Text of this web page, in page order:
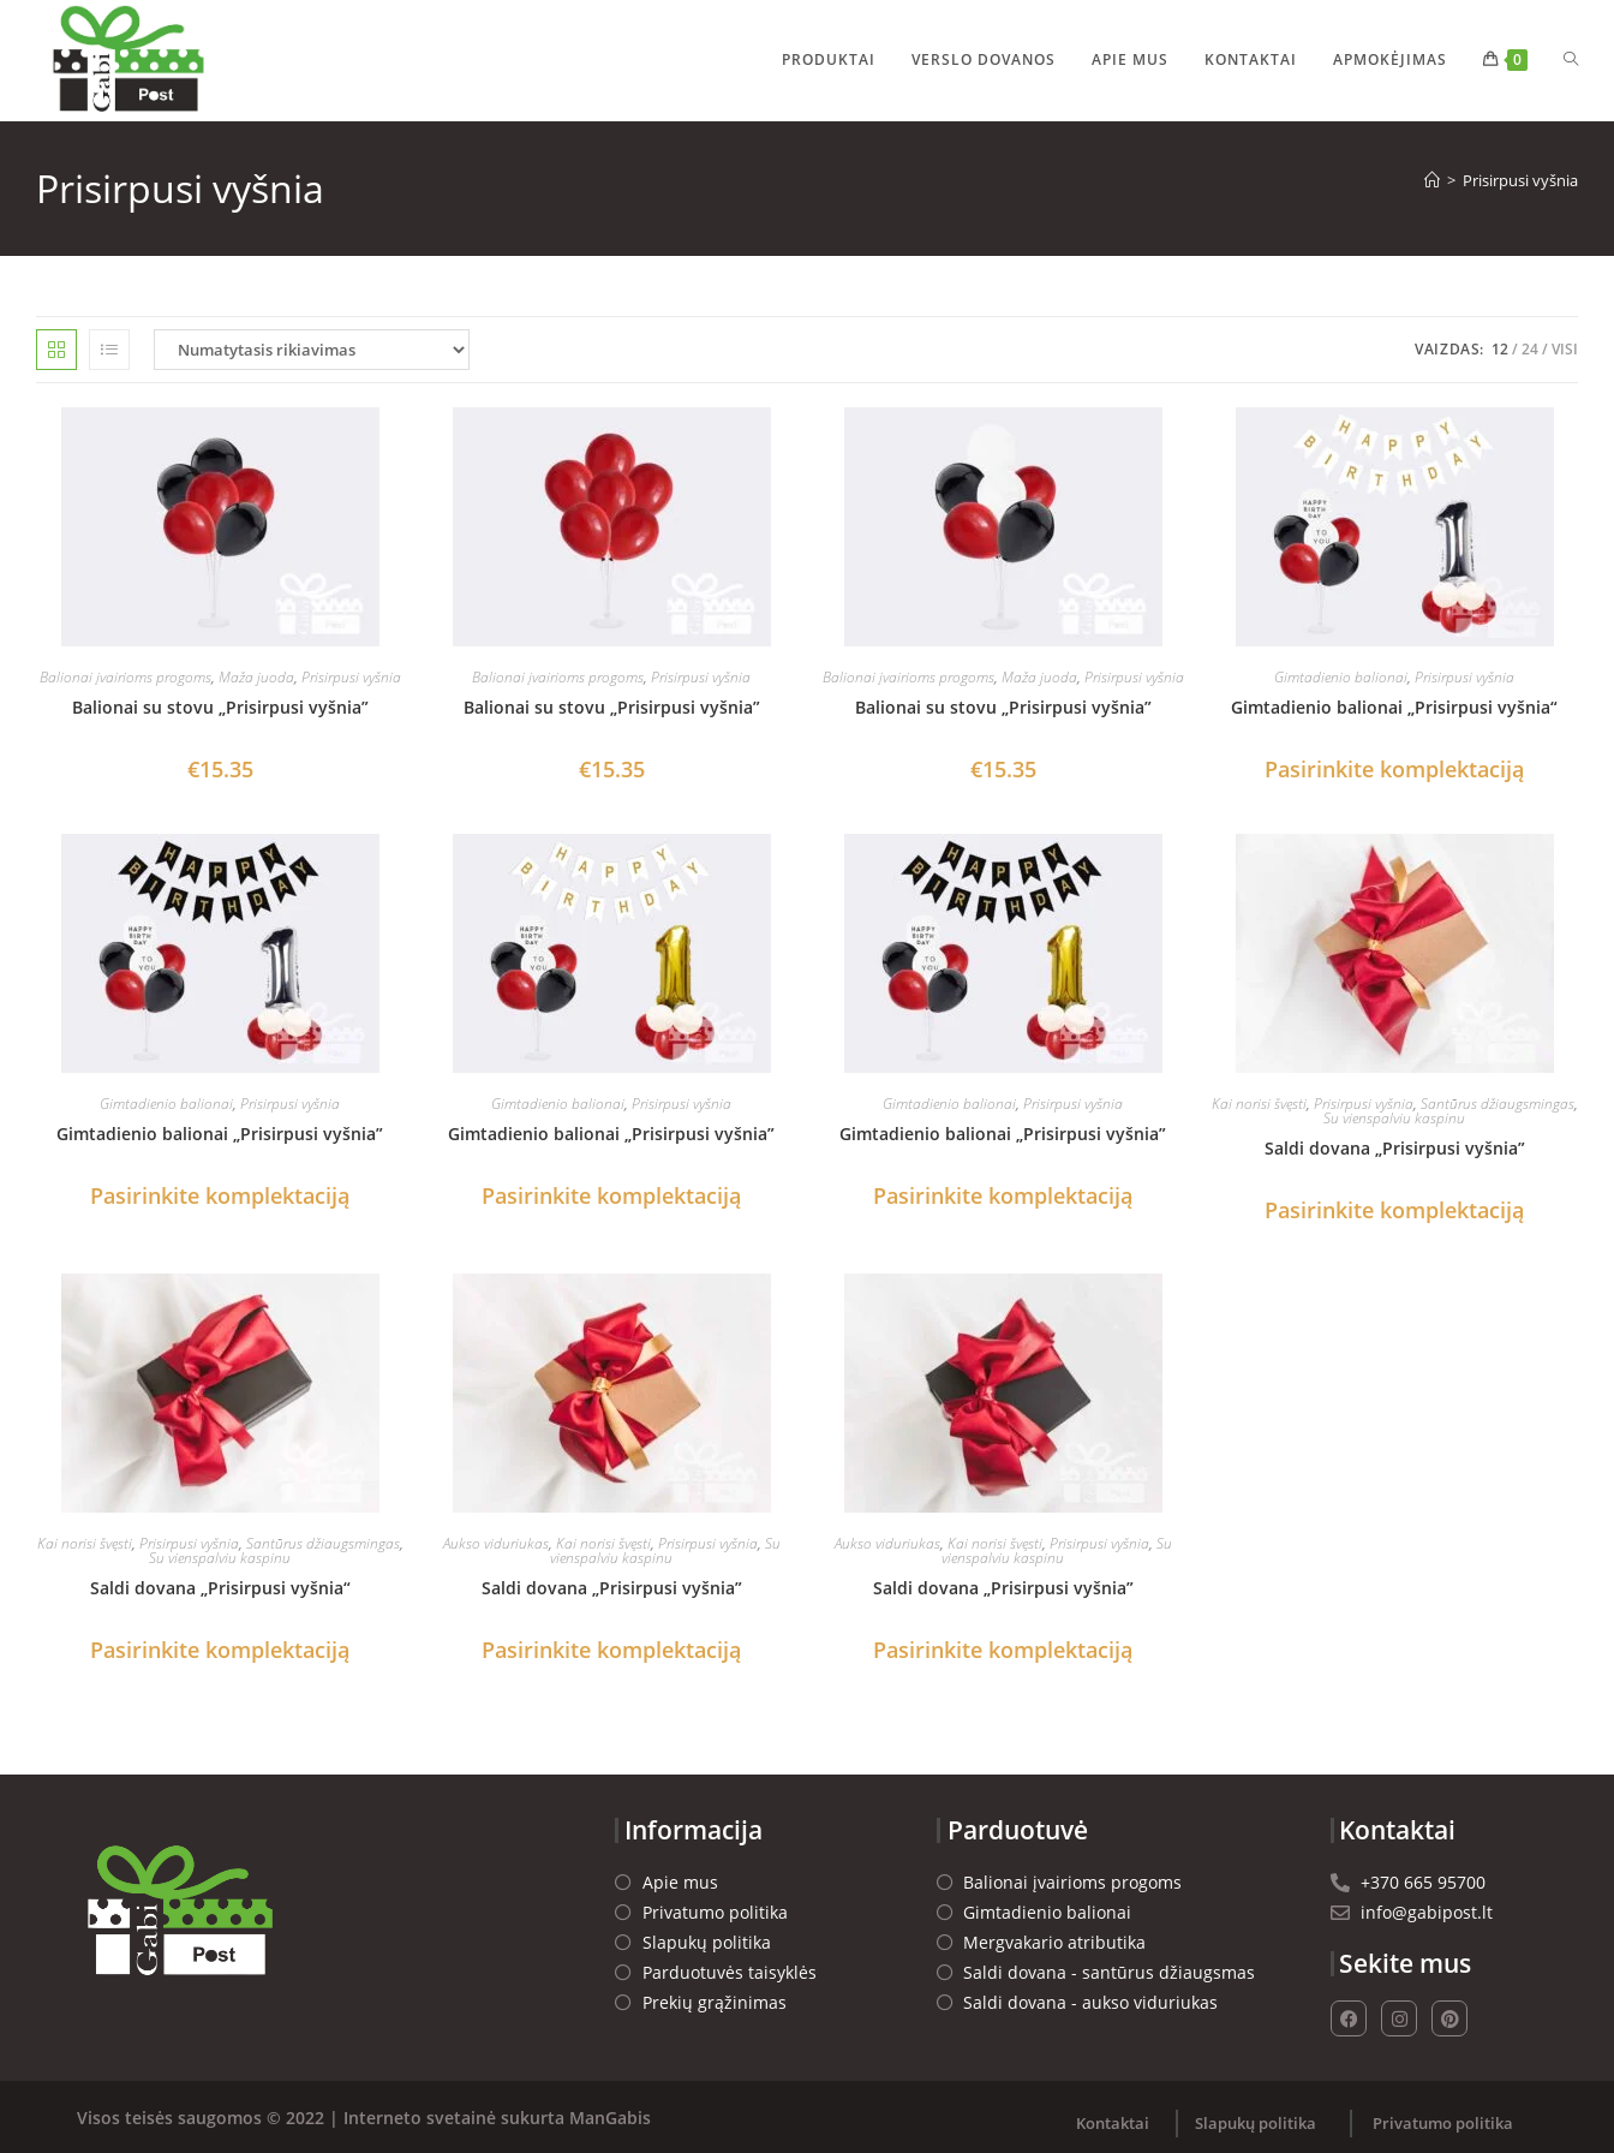
PRODUKTAI VERSLO DOVANOS APIE MUS KONTAKTAI APMOKĖJIMAS 0
Prisirpusi vyšnia > Prisirpusi vyšnia
VAIZDAS: 12 24 VISI
Balionai įvairioms progoms, Maža juoda, Prisirpusi vyšnia
Balionai su stovu „Prisirpusi vyšnia”
€15.35
Balionai įvairioms progoms, Prisirpusi vyšnia
Balionai su stovu „Prisirpusi vyšnia”
€15.35
Balionai įvairioms progoms, Maža juoda, Prisirpusi vyšnia
Balionai su stovu „Prisirpusi vyšnia”
€15.35
Gimtadienio balionai, Prisirpusi vyšnia
Gimtadienio balionai „Prisirpusi vyšnia“
Pasirinkite komplektaciją
Gimtadienio balionai, Prisirpusi vyšnia
Gimtadienio balionai „Prisirpusi vyšnia”
Pasirinkite komplektaciją
Gimtadienio balionai, Prisirpusi vyšnia
Gimtadienio balionai „Prisirpusi vyšnia”
Pasirinkite komplektaciją
Gimtadienio balionai, Prisirpusi vyšnia
Gimtadienio balionai „Prisirpusi vyšnia”
Pasirinkite komplektaciją
Kai norisi švęsti, Prisirpusi vyšnia, Santūrus džiaugsmingas,
Su vienspalviu kaspinu
Saldi dovana „Prisirpusi vyšnia”
Pasirinkite komplektaciją
Kai norisi švęsti, Prisirpusi vyšnia, Santūrus džiaugsmingas,
Su vienspalviu kaspinu
Saldi dovana „Prisirpusi vyšnia“
Pasirinkite komplektaciją
Aukso viduriukas, Kai norisi švęsti, Prisirpusi vyšnia, Su
vienspalviu kaspinu
Saldi dovana „Prisirpusi vyšnia”
Pasirinkite komplektaciją
Aukso viduriukas, Kai norisi švęsti, Prisirpusi vyšnia, Su
vienspalviu kaspinu
Saldi dovana „Prisirpusi vyšnia”
Pasirinkite komplektaciją
Informacija
Apie mus
Privatumo politika
Slapukų politika
Parduotuvės taisyklės
Prekių grąžinimas
Parduotuvė
Balionai įvairioms progoms
Gimtadienio balionai
Mergvakario atributika
Saldi dovana - santūrus džiaugsmas
Saldi dovana - aukso viduriukas
Kontaktai
+370 665 95700
info@gabipost.lt
Sekite mus
Visos teisės saugomos © 2022 | Interneto svetainė sukurta ManGabis Kontaktai Slapukų politika Privatumo politika